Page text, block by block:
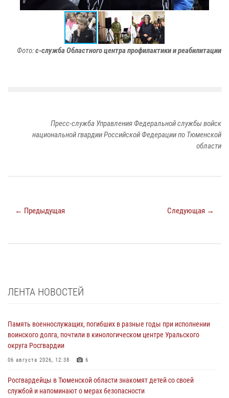
Фото:с-служба Областного центра профилактики и реабилитации
Пресс-служба Управления Федеральной службы войск
национальной гвардии Российской Федерации по Тюменской
области
← Предыдущая Следующая →
ЛЕНТА НОВОСТЕЙ
Память военнослужащих, погибших в разные годы при исполнении
воинского долга, почтили в кинологическом центре Уральского
округа Росгвардии
06 августа 2026, 12:38 6
Росгвардейцы в Тюменской области знакомят детей со своей
службой и напоминают о мерах безопасности